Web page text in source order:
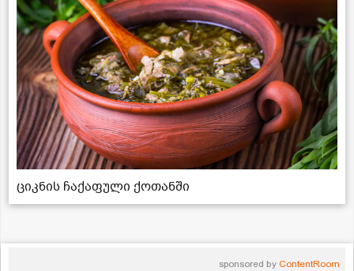
ციკნის ჩაქაფული ქოთანში
sponsored by ContentRoom